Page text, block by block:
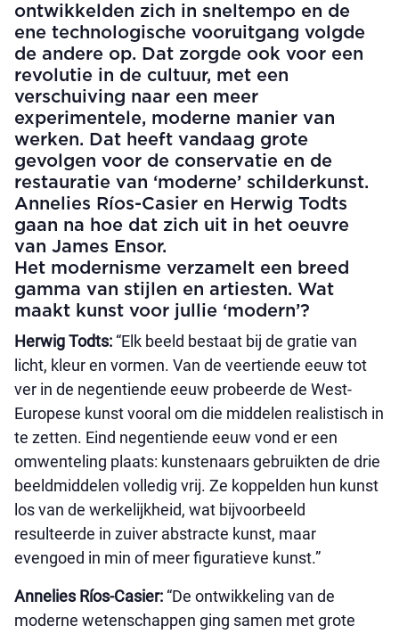
ontwikkelden zich in sneltempo en de
ene technologische vooruitgang volgde
de andere op. Dat zorgde ook voor een
revolutie in de cultuur, met een
verschuiving naar een meer
experimentele, moderne manier van
werken. Dat heeft vandaag grote
gevolgen voor de conservatie en de
restauratie van ‘moderne’ schilderkunst.
Annelies Ríos-Casier en Herwig Todts
gaan na hoe dat zich uit in het oeuvre
van James Ensor.
Het modernisme verzamelt een breed
gamma van stijlen en artiesten. Wat
maakt kunst voor jullie ‘modern’?
Herwig Todts: “Elk beeld bestaat bij de gratie van
licht, kleur en vormen. Van de veertiende eeuw tot
ver in de negentiende eeuw probeerde de West-
Europese kunst vooral om die middelen realistisch in
te zetten. Eind negentiende eeuw vond er een
omwenteling plaats: kunstenaars gebruikten de drie
beeldmiddelen volledig vrij. Ze koppelden hun kunst
los van de werkelijkheid, wat bijvoorbeeld
resulteerde in zuiver abstracte kunst, maar
evengoed in min of meer figuratieve kunst.”
Annelies Ríos-Casier: “De ontwikkeling van de
moderne wetenschappen ging samen met grote